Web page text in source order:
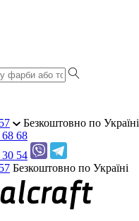
Безкоштовно по Україні
68
54
Безкоштовно по Україні